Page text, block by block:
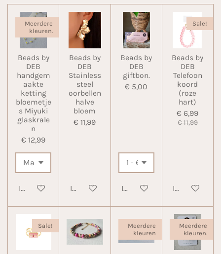
Meerdere
kleuren.
Beads by
DEB
handgem
aakte
ketting
bloemetje
s Miyuki
glaskrale
n
€ 12,99
In winkelwagen
Beads by
DEB
Stainless
steel
oorbellen
halve
bloem
€ 11,99
In winkelwagen
Beads by
DEB
giftbon.
€ 5,00
In winkelwagen
Sale!
Beads by
DEB
Telefoon
koord
(roze
hart)
€ 6,99
€ 11,99
In
Sale!
Meerdere
kleuren
Meerdere
kleuren.